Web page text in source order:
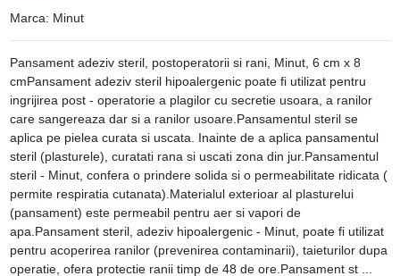
Marca: Minut
Pansament adeziv steril, postoperatorii si rani, Minut, 6 cm x 8
cmPansament adeziv steril hipoalergenic poate fi utilizat pentru
ingrijirea post - operatorie a plagilor cu secretie usoara, a ranilor
care sangereaza dar si a ranilor usoare.Pansamentul steril se
aplica pe pielea curata si uscata. Inainte de a aplica pansamentul
steril (plasturele), curatati rana si uscati zona din jur.Pansamentul
steril - Minut, confera o prindere solida si o permeabilitate ridicata (
permite respiratia cutanata).Materialul exterioar al plasturelui
(pansament) este permeabil pentru aer si vapori de
apa.Pansament steril, adeziv hipoalergenic - Minut, poate fi utilizat
pentru acoperirea ranilor (prevenirea contaminarii), taieturilor dupa
operatie, ofera protectie ranii timp de 48 de ore.Pansament st ...